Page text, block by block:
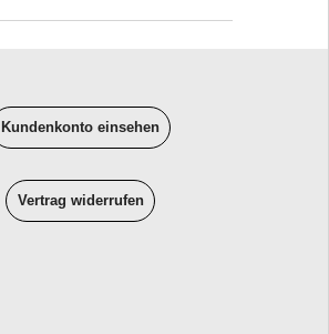
Kundenkonto einsehen
Vertrag widerrufen